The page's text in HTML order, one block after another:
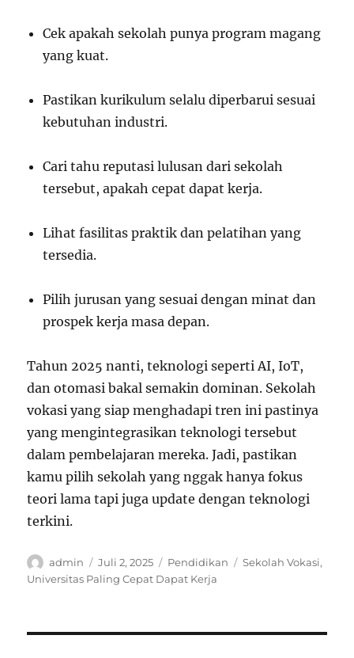
Cek apakah sekolah punya program magang
yang kuat.
Pastikan kurikulum selalu diperbarui sesuai
kebutuhan industri.
Cari tahu reputasi lulusan dari sekolah
tersebut, apakah cepat dapat kerja.
Lihat fasilitas praktik dan pelatihan yang
tersedia.
Pilih jurusan yang sesuai dengan minat dan
prospek kerja masa depan.
Tahun 2025 nanti, teknologi seperti AI, IoT,
dan otomasi bakal semakin dominan. Sekolah
vokasi yang siap menghadapi tren ini pastinya
yang mengintegrasikan teknologi tersebut
dalam pembelajaran mereka. Jadi, pastikan
kamu pilih sekolah yang nggak hanya fokus
teori lama tapi juga update dengan teknologi
terkini.
Author
admin
Posted
on
Juli 2, 2025 Categories
Pendidikan Tags
Sekolah Vokasi,
Universitas Paling Cepat Dapat Kerja